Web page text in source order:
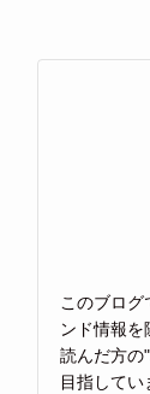
このブロ
ンド情報を
読んだ方の
目指してい